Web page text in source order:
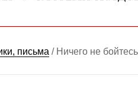
письма / Ничего не